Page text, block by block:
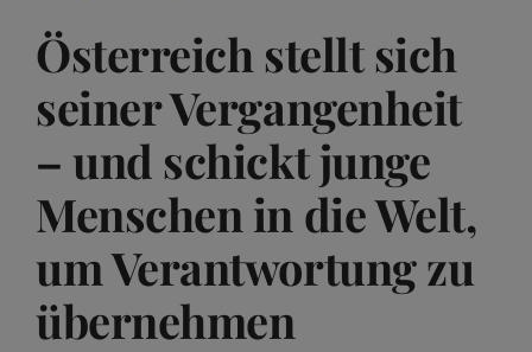
Österreich stellt sich
seiner Vergangenheit
– und schickt junge
Menschen in die Welt,
um Verantwortung zu
übernehmen